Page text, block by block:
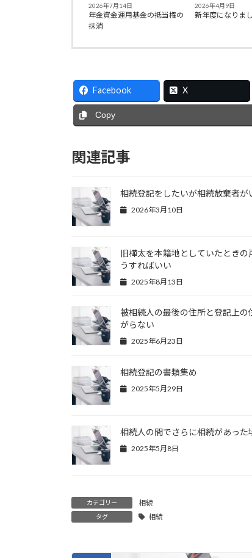
2026年7月14日
年金資金運用基金の抵当権の
抹消
2026年4月9日
新年度になりま
Facebook X
Copy
関連記事
相続登記をしたいが相続放棄者が
2026年3月10日
旧樺太を本籍地としていたときの
うすればいい
2025年8月13日
被相続人の最後の住所と登記上の
がらない
2025年6月23日
相続登記の書類集め
2025年5月29日
相続人の間でさらに相続があった
2025年5月8日
カテゴリー 相続
タグ 相続